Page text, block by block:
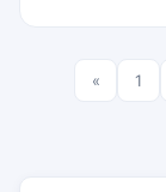
« 1